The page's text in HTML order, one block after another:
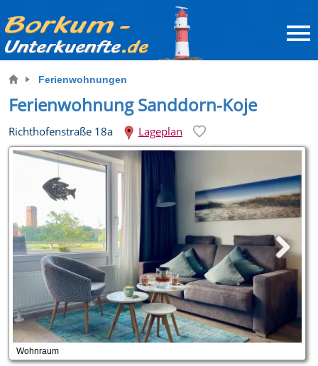
Ferienwohnungen
Ferienwohnung Sanddorn-Koje
Richthofenstraße 18a Lageplan
Wohnraum